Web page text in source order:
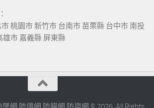
桃園市 新竹市 台南市 苗栗縣 台中市 南投
雄市 嘉義縣 屏東縣